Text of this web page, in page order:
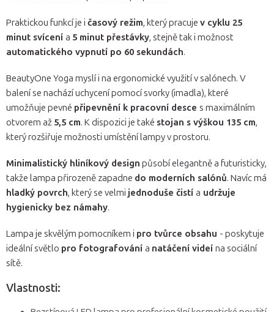
Praktickou funkcí je i časový režim, který pracuje v cyklu 25
minut svícení a 5 minut přestávky, stejně tak i možnost
automatického vypnutí po 60 sekundách.
BeautyOne Yoga myslí i na ergonomické využití v salónech. V
balení se nachází uchycení pomocí svorky (imadla), které
umožňuje pevné připevnění k pracovní desce s maximálním
otvorem až 5,5 cm. K dispozici je také stojan s výškou 135 cm,
který rozšiřuje možnosti umístění lampy v prostoru.
Minimalistický hliníkový design působí elegantně a futuristicky,
takže lampa přirozeně zapadne do moderních salónů. Navíc má
hladký povrch, který se velmi jednoduše čistí a udržuje
hygienicky bez námahy.
Lampa je skvělým pomocníkem i pro tvůrce obsahu - poskytuje
ideální světlo pro fotografování a natáčení videí na sociální
sítě.
Vlastnosti: